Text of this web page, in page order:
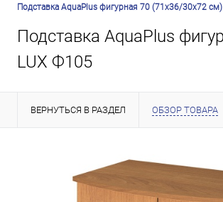
Подставка AquaPlus фигурная 70 (71х36/30х72
Подставка AquaPlus
LUX Ф105
ВЕРНУТЬСЯ В РАЗДЕЛ ОБЗОР ТОВАРА